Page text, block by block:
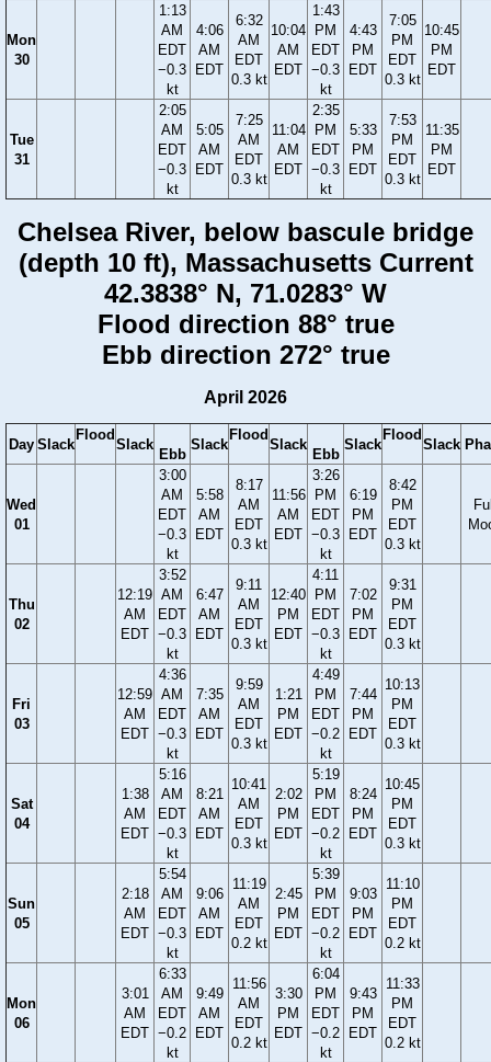
Mon
30
1:13
AM
EDT
−0.3
kt
4:06
AM
EDT
6:32
AM
EDT
0.3 kt
10:04
AM
EDT
1:43
PM
EDT
−0.3
kt
4:43
PM
EDT
7:05
PM
EDT
0.3 kt
10:45
PM
EDT
Tue
31
2:05
AM
EDT
−0.3
kt
5:05
AM
EDT
7:25
AM
EDT
0.3 kt
11:04
AM
EDT
2:35
PM
EDT
−0.3
kt
5:33
PM
EDT
7:53
PM
EDT
0.3 kt
11:35
PM
EDT
Chelsea River, below bascule bridge
(depth 10 ft), Massachusetts Current
42.3838° N, 71.0283° W
Flood direction 88° true
Ebb direction 272° true
April 2026
Day Slack
Flood
Slack
Ebb
Slack
Flood
Slack
Ebb
Slack
Flood
Slack
Wed
01
3:00
AM
EDT
−0.3
kt
5:58
AM
EDT
8:17
AM
EDT
0.3 kt
11:56
AM
EDT
3:26
PM
EDT
−0.3
kt
6:19
PM
EDT
8:42
PM
EDT
0.3 kt
Thu
02
12:19
AM
EDT
3:52
AM
EDT
−0.3
kt
6:47
AM
EDT
9:11
AM
EDT
0.3 kt
12:40
PM
EDT
4:11
PM
EDT
−0.3
kt
7:02
PM
EDT
9:31
PM
EDT
0.3 kt
Fri
03
12:59
AM
EDT
4:36
AM
EDT
−0.3
kt
7:35
AM
EDT
9:59
AM
EDT
0.3 kt
1:21
PM
EDT
4:49
PM
EDT
−0.2
kt
7:44
PM
EDT
10:13
PM
EDT
0.3 kt
Sat
04
1:38
AM
EDT
5:16
AM
EDT
−0.3
kt
8:21
AM
EDT
10:41
AM
EDT
0.3 kt
2:02
PM
EDT
5:19
PM
EDT
−0.2
kt
8:24
PM
EDT
10:45
PM
EDT
0.3 kt
Sun
05
2:18
AM
EDT
5:54
AM
EDT
−0.3
kt
9:06
AM
EDT
11:19
AM
EDT
0.2 kt
2:45
PM
EDT
5:39
PM
EDT
−0.2
kt
9:03
PM
EDT
11:10
PM
EDT
0.2 kt
Mon
06
3:01
AM
EDT
6:33
AM
EDT
−0.2
kt
9:49
AM
EDT
11:56
AM
EDT
0.2 kt
3:30
PM
EDT
6:04
PM
EDT
−0.2
kt
9:43
PM
EDT
11:33
PM
EDT
0.2 kt